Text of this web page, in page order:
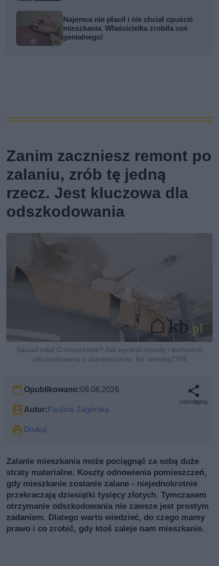
Najemca nie płacił i nie chciał opuścić
mieszkania. Właścicielka zrobiła coś
genialnego!
Zanim zaczniesz remont po
zalaniu, zrób tę jedną
rzecz. Jest kluczowa dla
odszkodowania
Sąsiad zalał Ci mieszkanie? Jak wycenić szkody i dochodzić
odszkodowania z ubezpieczenia, fot. winning7799
Opublikowano:09.08.2026
Autor:Paulina Zagórska
Drukuj
Udostępnij
Zalanie mieszkania może pociągnąć za sobą duże
straty materialne. Koszty odnowienia pomieszczeń,
gdy mieszkanie zostanie zalane - niejednokrotnie
przekraczają dziesiątki tysięcy złotych. Tymczasem
otrzymanie odszkodowania nie zawsze jest prostym
zadaniem. Dlatego warto wiedzieć, do czego mamy
prawo i co zrobić, gdy ktoś zaleje nam mieszkanie.